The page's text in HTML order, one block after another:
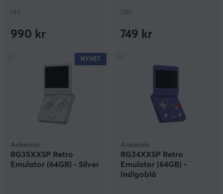
(41)
990 kr
(38)
749 kr
NYHET
Anbernic
RG35XXSP Retro
Emulator (64GB) - Silver
Anbernic
RG34XXSP Retro
Emulator (64GB) -
Indigoblå